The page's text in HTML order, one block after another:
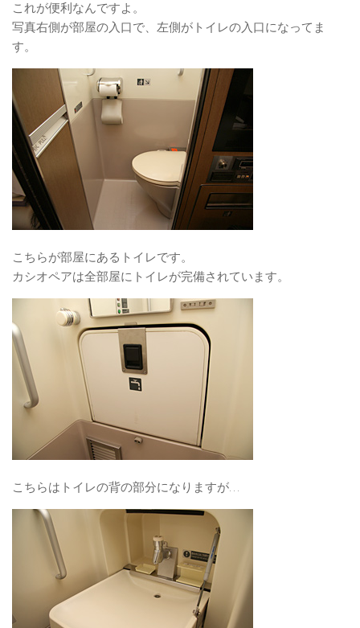
これが便利なんですよ。
写真右側が部屋の入口で、左側がトイレの入口になってま
す。
こちらが部屋にあるトイレです。
カシオペアは全部屋にトイレが完備されています。
こちらはトイレの背の部分になりますが…